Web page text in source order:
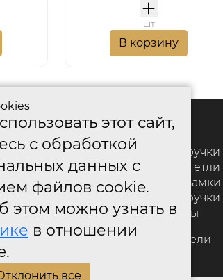
шт
В корзину
каталог
Дверные ручки
Дверные петли
Дверные замки
Оконные ручки
Аксессуары
Дверные
ограничители
этот сайт,
с обработкой
данных с
файлов cookie.
этом можно узнать в
в отношении
все